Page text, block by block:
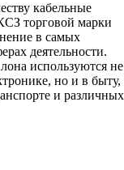
кабельные
торговой марки
в самых
деятельности.
используются не
но и в быту,
и различных